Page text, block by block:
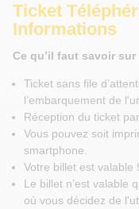
Ticket
Informations
Ce qu’il faut savoir
Ticket sans file
l’embarquement de
Réception du ticket
Vous pouvez soit
smartphone.
Votre billet est valable
Le billet n’est valable
où vous décidez de